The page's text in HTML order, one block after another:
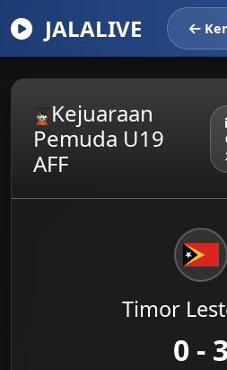
JALALIVE
Kejuaraan
Pemuda U19
AFF
Timor
0 - 3